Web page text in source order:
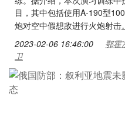
目，其中包括使用A-190型
炮对空中假想敌进行火炮射击
2023-02-06 16:46:00
鄂霍
卫